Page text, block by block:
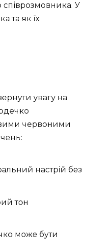
співрозмовника. У
та як їх
увагу на
червоними
настрій без
тон
може бути